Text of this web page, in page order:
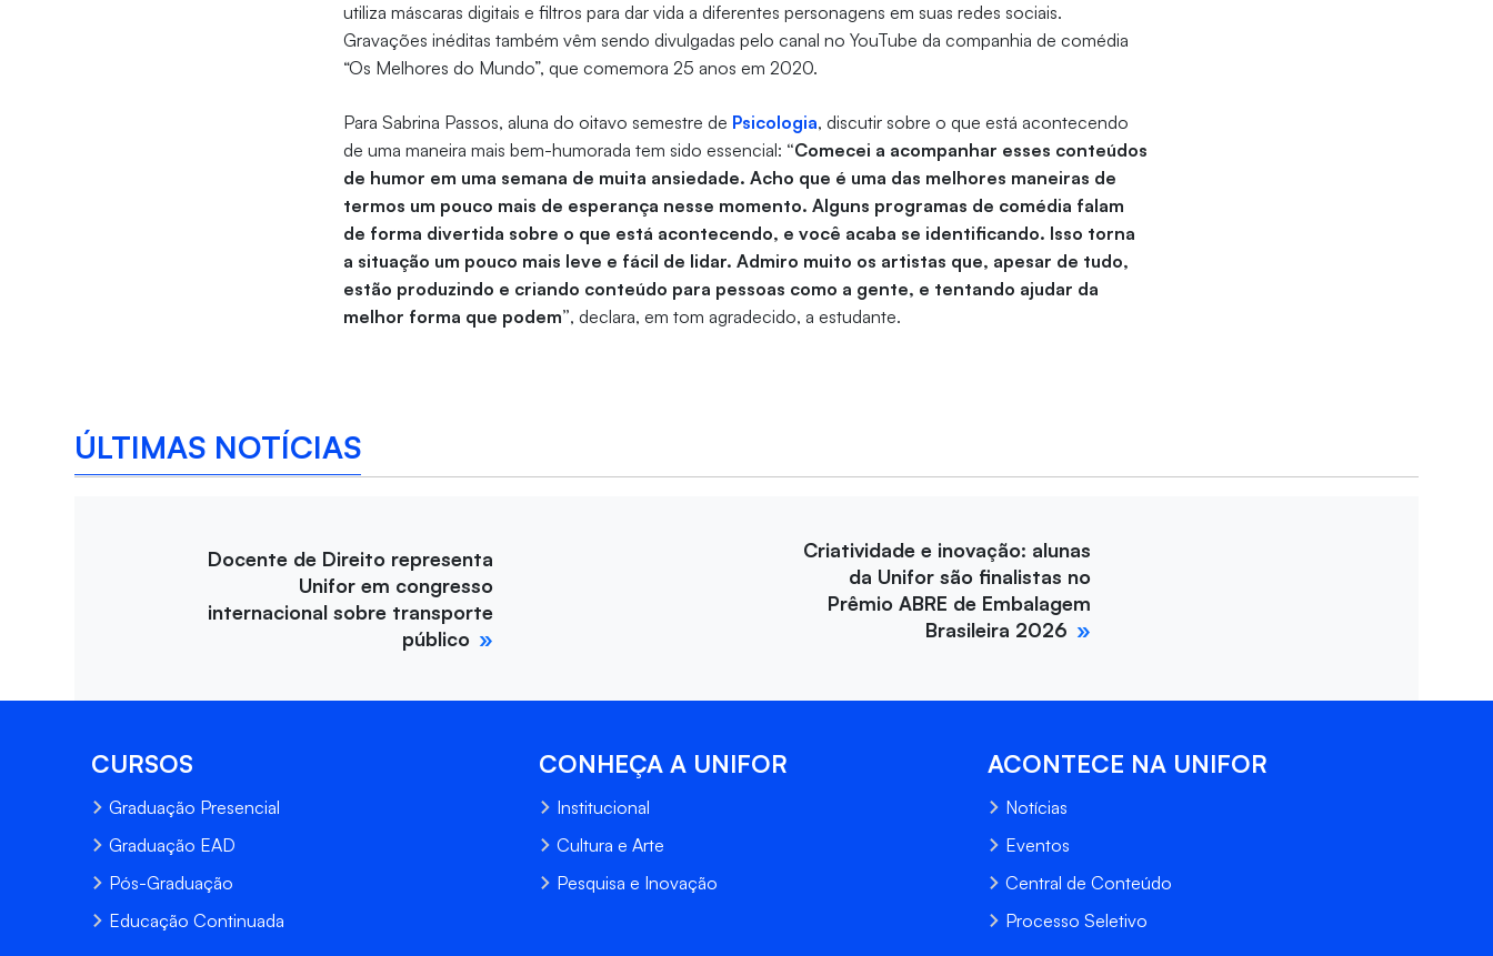
utiliza máscaras digitais e filtros para dar vida a diferentes personagens em suas redes sociais.
Gravações inéditas também vêm sendo divulgadas pelo canal no YouTube da companhia de comédia
“Os Melhores do Mundo”, que comemora 25 anos em 2020.
Para Sabrina Passos, aluna do oitavo semestre de Psicologia, discutir sobre o que está acontecendo
de uma maneira mais bem-humorada tem sido essencial: “Comecei a acompanhar esses conteúdos
de humor em uma semana de muita ansiedade. Acho que é uma das melhores maneiras de
termos um pouco mais de esperança nesse momento. Alguns programas de comédia falam
de forma divertida sobre o que está acontecendo, e você acaba se identificando. Isso torna
a situação um pouco mais leve e fácil de lidar. Admiro muito os artistas que, apesar de tudo,
estão produzindo e criando conteúdo para pessoas como a gente, e tentando ajudar da
melhor forma que podem”, declara, em tom agradecido, a estudante.
ÚLTIMAS NOTÍCIAS
Docente de Direito representa
Unifor em congresso
internacional sobre transporte
público
Criatividade e inovação: alunas
da Unifor são finalistas no
Prêmio ABRE de Embalagem
Brasileira 2026
CURSOS
Graduação Presencial
Graduação EAD
Pós-Graduação
Educação Continuada
CONHEÇA A UNIFOR
Institucional
Cultura e Arte
Pesquisa e Inovação
ACONTECE NA UNIFOR
Notícias
Eventos
Central de Conteúdo
Processo Seletivo